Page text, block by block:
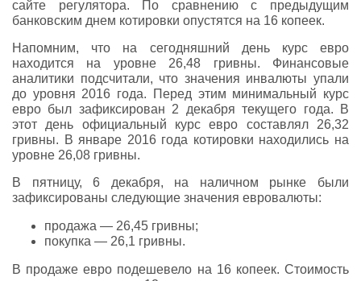
сайте регулятора. По сравнению с предыдущим
банковским днем котировки опустятся на 16 копеек.
Напомним, что на сегодняшний день курс евро
находится на уровне 26,48 гривны. Финансовые
аналитики подсчитали, что значения инвалюты упали
до уровня 2016 года. Перед этим минимальный курс
евро был зафиксирован 2 декабря текущего года. В
этот день официальный курс евро составлял 26,32
гривны. В январе 2016 года котировки находились на
уровне 26,08 гривны.
В пятницу, 6 декабря, на наличном рынке были
зафиксированы следующие значения евровалюты:
продажа — 26,45 гривны;
покупка — 26,1 гривны.
В продаже евро подешевело на 16 копеек. Стоимость